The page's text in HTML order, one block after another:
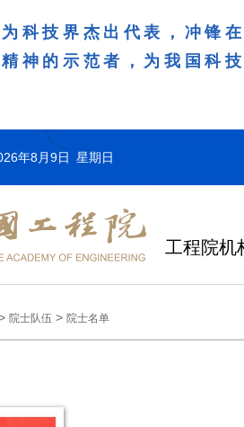
科技界杰出代表，冲锋
神的示范者，为我国科
年8月9日 星期日
工程院机
院士队伍 > 院士名单